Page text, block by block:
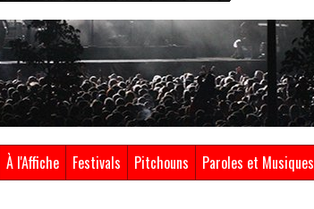
À l'Affiche Festivals Pitchouns Paroles et Musiques